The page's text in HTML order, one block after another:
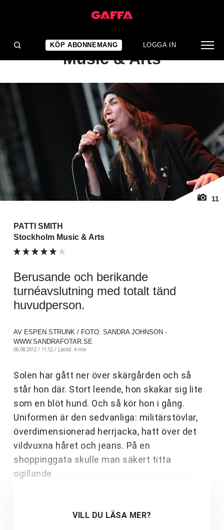
KÖP ABONNEMANG LOGGA IN
KONSERTRECENSION
Patti Smith: Stockholm
Music & Arts
11
PATTI SMITH
Stockholm Music & Arts
Berusande och berikande
turnéavslutning med totalt tänd
huvudperson.
AV ESPEN STRUNK / FOTO: SANDRA JOHNSON -
WWW.SANDRAFOTAR.SE
06.08.2012 / 11:52 / Lästid: 4 min
Solen har gått ner över skärgården och så
står hon där. Stort leende, hon skakar sig lite
som en blöt hund. Och så kör hon i gång.
Uniformen är den sedvanliga: militärstövlar,
överdimensionerad herrjacka, hatt över det
vildvuxna håret och jeans. På en
shoppinggata skulle man säkert titta
ogillande
VILL DU LÄSA MER?